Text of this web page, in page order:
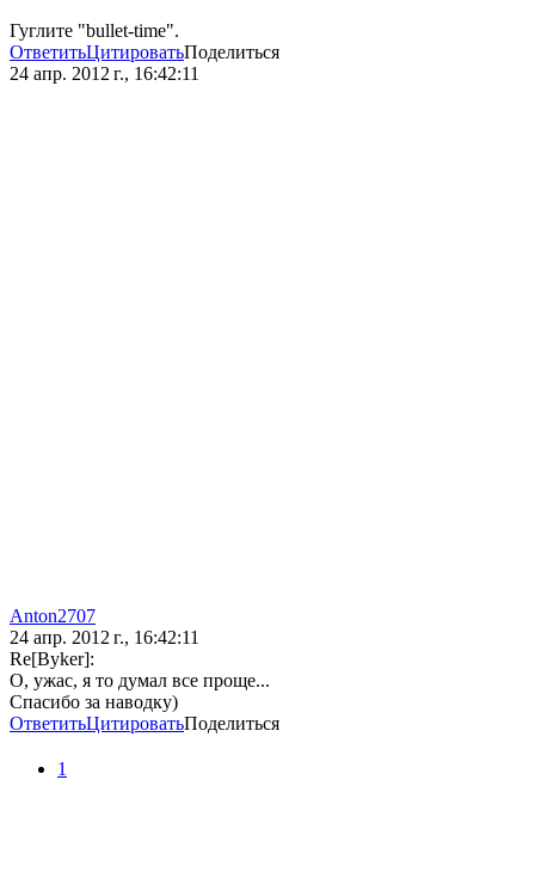
Гуглите "bullet-time".
ОтветитьЦитироватьПоделиться
24 апр. 2012 г., 16:42:11
Anton2707
24 апр. 2012 г., 16:42:11
Re[Byker]:
О, ужас, я то думал все проще...
Спасибо за наводку)
ОтветитьЦитироватьПоделиться
1